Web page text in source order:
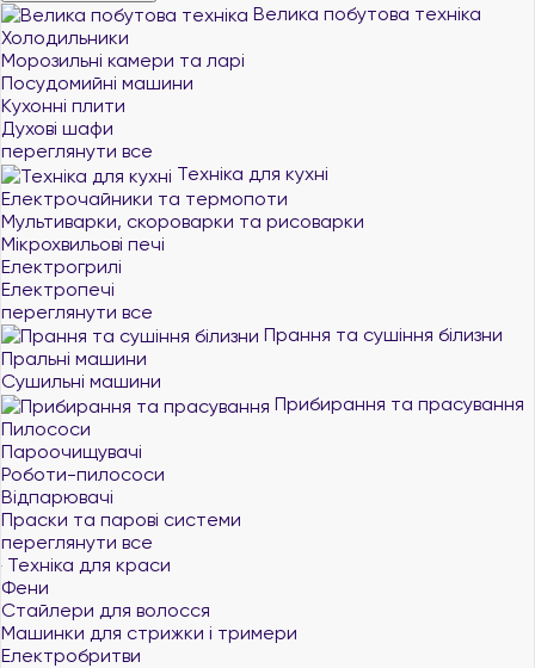
Велика побутова техніка
Холодильники
Морозильні камери та ларі
Посудомийні машини
Кухонні плити
Духові шафи
переглянути все
Техніка для кухні
Електрочайники та термопоти
Мультиварки, скороварки та рисоварки
Мікрохвильові печі
Електрогрилі
Електропечі
переглянути все
Прання та сушіння білизни
Пральні машини
Сушильні машини
Прибирання та прасування
Пилососи
Пароочищувачі
Роботи-пилососи
Відпарювачі
Праски та парові системи
переглянути все
Техніка для краси
Фени
Стайлери для волосся
Машинки для стрижки і тримери
Електробритви